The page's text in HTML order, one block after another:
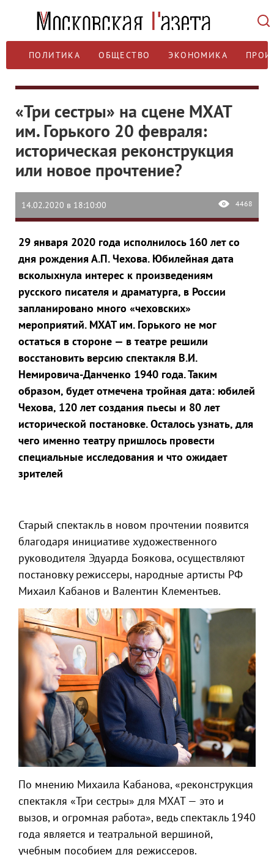
ПОЛИТИКА ОБЩЕСТВО ЭКОНОМИКА
«Три сестры» на сцене МХАТ
им. Горького 20 февраля:
историческая реконструкция
или новое прочтение?
14.02.2020 в 18:10:00 4468
29 января 2020 года исполнилось 160 лет со
дня рождения А.П. Чехова. Юбилейная дата
всколыхнула интерес к произведениям
русского писателя и драматурга, в России
запланировано много «чеховских»
мероприятий. МХАТ им. Горького не мог
остаться в стороне — в театре решили
восстановить версию спектакля В.И.
Немировича-Данченко 1940 года. Таким
образом, будет отмечена тройная дата: юбилей
Чехова, 120 лет создания пьесы и 80 лет
исторической постановке. Осталось узнать, для
чего именно театру пришлось провести
специальные исследования и что ожидает
зрителей
Старый спектакль в новом прочтении появится
благодаря инициативе художественного
руководителя Эдуарда Боякова, осуществляют
постановку режиссеры, народные артисты РФ
Михаил Кабанов и Валентин Клементьев.
По мнению Михаила Кабанова, «реконструкция
спектакля «Три сестры» для МХАТ — это и
вызов, и огромная работа», ведь спектакль 1940
года является и театральной вершиной,
учебным пособием для режиссеров.